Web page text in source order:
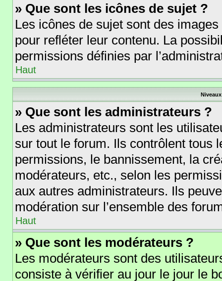
» Que sont les icônes de sujet ?
Les icônes de sujet sont des
pour refléter leur contenu. La
permissions définies par
Haut
» Que sont les administrateurs ?
Les administrateurs sont les
sur tout le forum. Ils contrôlent tous
permissions, le bannissement, la
modérateurs, etc., selon les
aux autres administrateurs. Ils
modération sur l’ensemble des
Haut
» Que sont les modérateurs ?
Les modérateurs sont des
consiste à vérifier au jour le jour le